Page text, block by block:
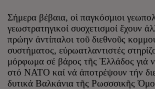
Σήμερα βέβαια, οἱ παγκόσμιοι
γεωστρατηγικοί συσχετισμοί ἔχουν
πρώην ἀντίπαλοι τοῦ διεθνοῦς
συστήματος, εὐρωατλαντιστές
μόρφωμα σέ βάρος τῆς Ἑλλάδος γιά
στό ΝΑΤΟ καί νά ἀποτρέψουν τήν
δυτικά Βαλκάνια τῆς Ρωσσσικῆς